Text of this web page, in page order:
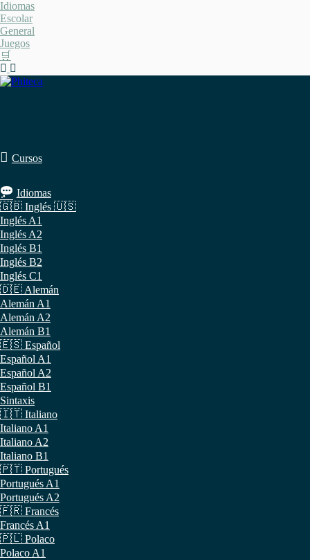
Saltar
al
contenido
Idiomas
Escolar
General
Juegos
🛒
Cursos
Idiomas
🇬🇧 Inglés 🇺🇸
Inglés A1
Inglés A2
Inglés B1
Inglés B2
Inglés C1
🇩🇪 Alemán
Alemán A1
Alemán A2
Alemán B1
🇪🇸 Español
Español A1
Español A2
Español B1
Sintaxis
🇮🇹 Italiano
Italiano A1
Italiano A2
Italiano B1
🇵🇹 Portugués
Portugués A1
Portugués A2
🇫🇷 Francés
Francés A1
🇵🇱 Polaco
Polaco A1